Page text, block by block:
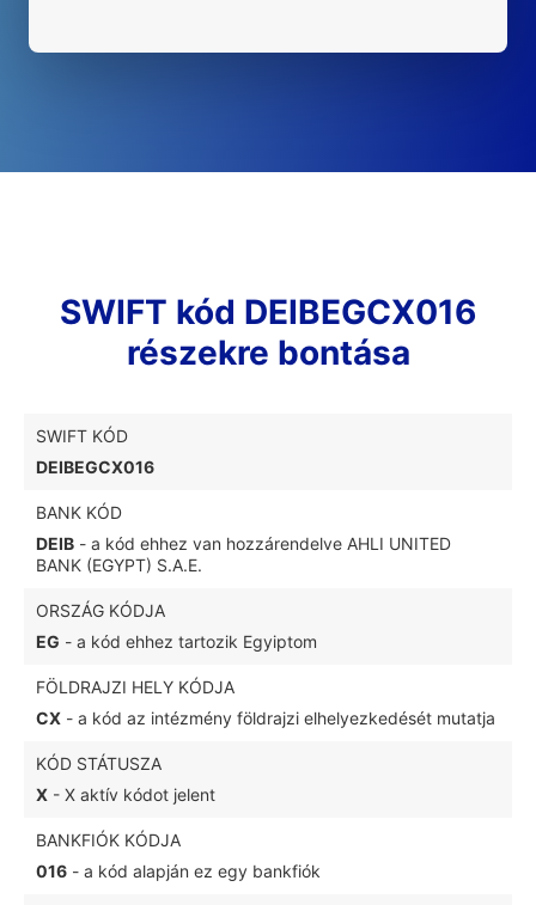
SWIFT kód DEIBEGCX016
részekre bontása
SWIFT KÓD
DEIBEGCX016
BANK KÓD
DEIB - a kód ehhez van hozzárendelve AHLI UNITED
BANK (EGYPT) S.A.E.
ORSZÁG KÓDJA
EG - a kód ehhez tartozik Egyiptom
FÖLDRAJZI HELY KÓDJA
CX - a kód az intézmény földrajzi elhelyezkedését mutatja
KÓD STÁTUSZA
X - X aktív kódot jelent
BANKFIÓK KÓDJA
016 - a kód alapján ez egy bankfiók